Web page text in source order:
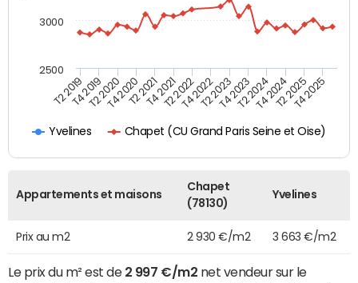
Yvelines Chapet (CU Grand Paris Seine et Oise)
T2 2019T4 2019T2 2020T4 2020T2 2021T4 2021T2 2022T4 2022T2 2023T4 2023T2 2024T4 2024T2 2025T4 2025
3000
2500
Appartements et maisons
Chapet
(78130)
Yvelines
Prix au m2 2 930 €/m2 3 663 €/m2
Le prix du m² est de 2 997 €/m2 net vendeur sur le